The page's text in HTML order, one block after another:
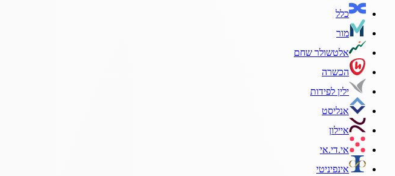
כלל
מור
אלטשולר שחם
הכשרה
ילין לפידות
אנליסט
איילון
אי.די.אי
אינפיניטי